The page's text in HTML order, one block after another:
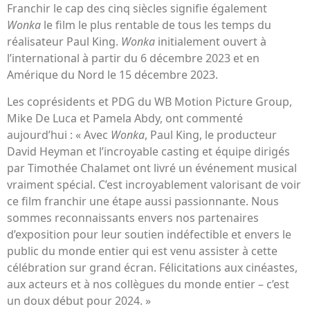
Franchir le cap des cinq siècles signifie également
Wonka le film le plus rentable de tous les temps du
réalisateur Paul King. Wonka initialement ouvert à
l’international à partir du 6 décembre 2023 et en
Amérique du Nord le 15 décembre 2023.
Les coprésidents et PDG du WB Motion Picture Group,
Mike De Luca et Pamela Abdy, ont commenté
aujourd’hui : « Avec Wonka, Paul King, le producteur
David Heyman et l’incroyable casting et équipe dirigés
par Timothée Chalamet ont livré un événement musical
vraiment spécial. C’est incroyablement valorisant de voir
ce film franchir une étape aussi passionnante. Nous
sommes reconnaissants envers nos partenaires
d’exposition pour leur soutien indéfectible et envers le
public du monde entier qui est venu assister à cette
célébration sur grand écran. Félicitations aux cinéastes,
aux acteurs et à nos collègues du monde entier – c’est
un doux début pour 2024. »